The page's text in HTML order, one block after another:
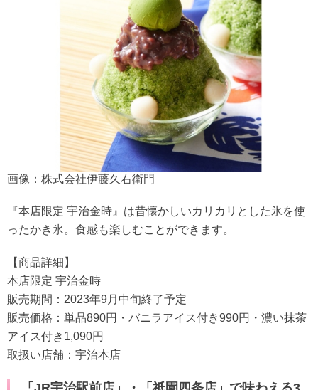
画像：株式会社伊藤久右衛門
『本店限定 宇治金時』は昔懐かしいカリカリとした氷を使
ったかき氷。食感も楽しむことができます。
【商品詳細】
本店限定 宇治金時
販売期間：2023年9月中旬終了予定
販売価格：単品890円・バニラアイス付き990円・濃い抹茶
アイス付き1,090円
取扱い店舗：宇治本店